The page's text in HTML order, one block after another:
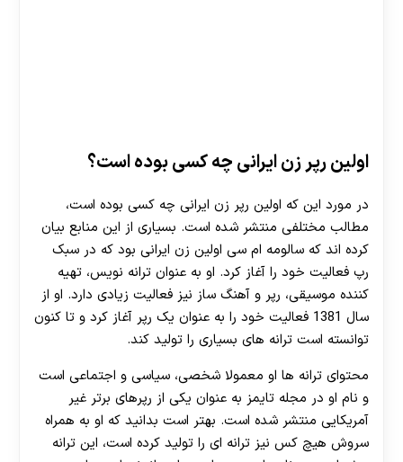
اولین رپر زن ایرانی چه کسی بوده است؟
در مورد این که اولین رپر زن ایرانی چه کسی بوده است،
مطالب مختلفی منتشر شده است. بسیاری از این منابع بیان
کرده اند که سالومه ام سی اولین زن ایرانی بود که در سبک
رپ فعالیت خود را آغاز کرد. او به عنوان ترانه نویس، تهیه
کننده موسیقی، رپر و آهنگ ساز نیز فعالیت زیادی دارد. او از
سال 1381 فعالیت خود را به عنوان یک رپر آغاز کرد و تا کنون
توانسته است ترانه های بسیاری را تولید کند.
محتوای ترانه ها او معمولا شخصی، سیاسی و اجتماعی است
و نام او در مجله تایمز به عنوان یکی از رپرهای برتر غیر
آمریکایی منتشر شده است. بهتر است بدانید که او به همراه
سروش هیچ کس نیز ترانه ای را تولید کرده است، این ترانه